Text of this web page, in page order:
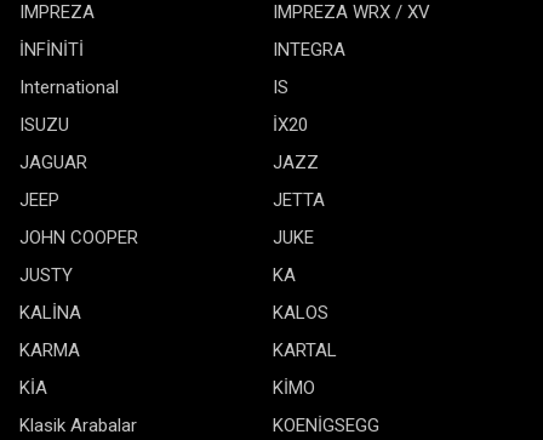
IMPREZA
IMPREZA WRX / XV
İNFİNİTİ
INTEGRA
International
IS
ISUZU
İX20
JAGUAR
JAZZ
JEEP
JETTA
JOHN COOPER
JUKE
JUSTY
KA
KALİNA
KALOS
KARMA
KARTAL
KİA
KİMO
Klasik Arabalar
KOENİGSEGG